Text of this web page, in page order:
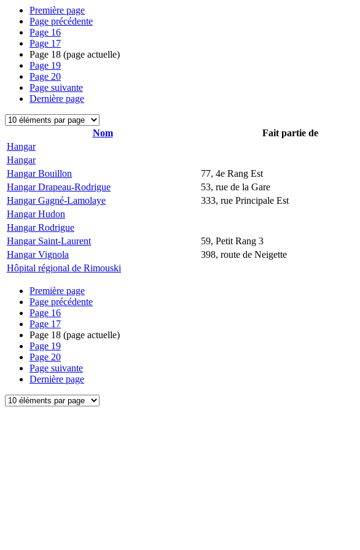
Première page
Page précédente
Page 16
Page 17
Page 18 (page actuelle)
Page 19
Page 20
Page suivante
Dernière page
Nom Fait partie de
Hangar
Hangar
Hangar Bouillon
77, 4e Rang Est
Hangar Drapeau-Rodrigue
53, rue de la Gare
Hangar Gagné-Lamolaye
333, rue Principale Est
Hangar Hudon
Hangar Rodrigue
Hangar Saint-Laurent
59, Petit Rang 3
Hangar Vignola
398, route de Neigette
Hôpital régional de Rimouski
Première page
Page précédente
Page 16
Page 17
Page 18 (page actuelle)
Page 19
Page 20
Page suivante
Dernière page